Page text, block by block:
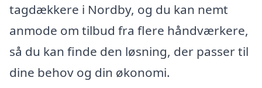
tagdækkere i Nordby, og du kan nemt
anmode om tilbud fra flere håndværkere,
så du kan finde den løsning, der passer til
dine behov og din økonomi.